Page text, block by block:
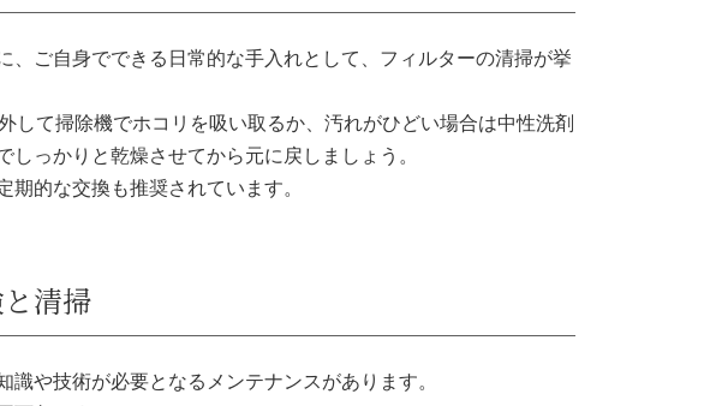
、ご自身でできる日常的な手入れとして、フィルターの清掃が挙
して掃除機でホコリを吸い取るか、汚れがひどい場合は中性洗剤
しっかりと乾燥させてから元に戻しましょう。
期的な交換も推奨されています。
清掃
や技術が必要となるメンテナンスがあります。